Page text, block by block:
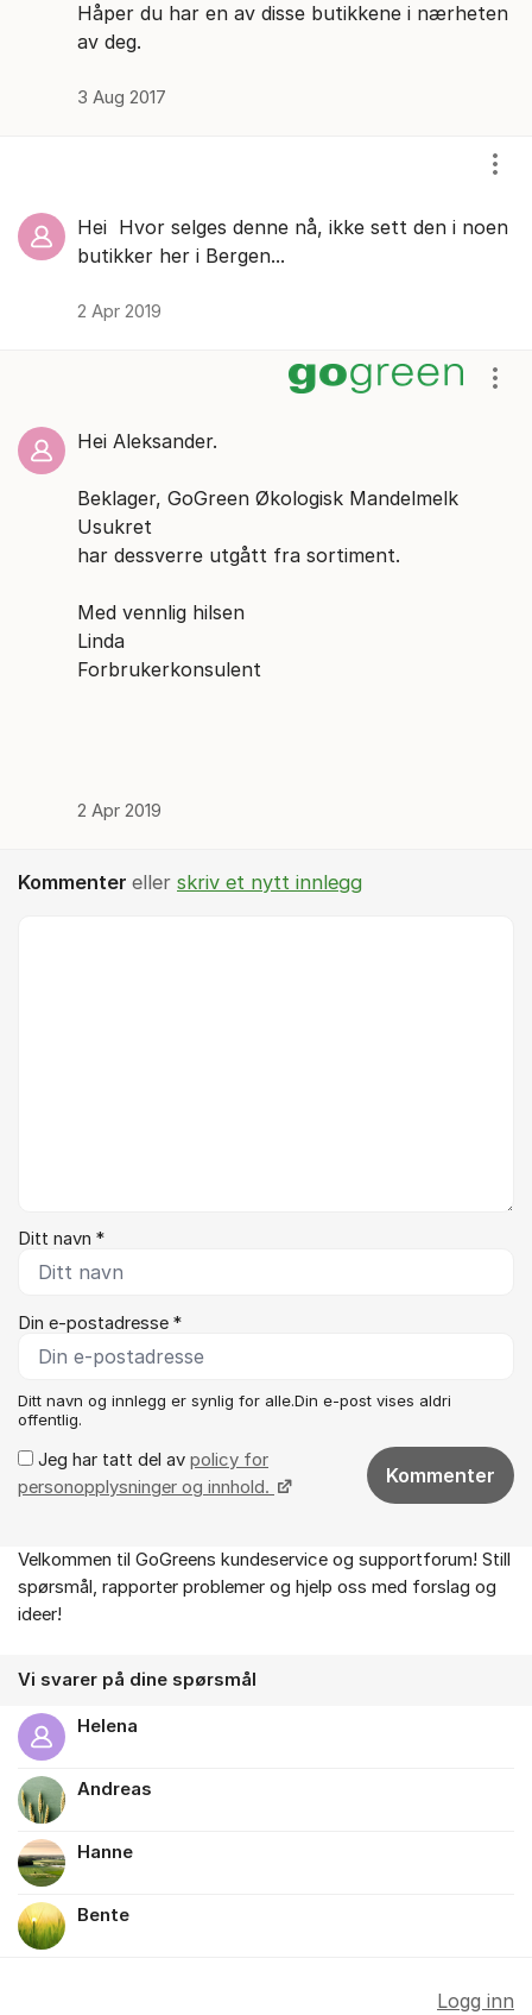
Håper du har en av disse butikkene i nærheten
av deg.
3 Aug 2017
Hei Hvor selges denne nå, ikke sett den i noen
butikker her i Bergen...
2 Apr 2019
Vis/
Hei Aleksander.
Beklager, GoGreen Økologisk Mandelmelk
Usukret
har dessverre utgått fra sortiment.
Med vennlig hilsen
Linda
Forbrukerkonsulent
2 Apr 2019
Vis/
Kommenter eller skriv et nytt innlegg
Ditt navn *
Din e-postadresse *
Ditt navn og innlegg er synlig for alle.Din e-post vises aldri
offentlig.
Jeg har tatt del av policy for
personopplysninger og innhold.
Kommenter
Om forumet
Velkommen til GoGreens kundeservice og supportforum! Still
spørsmål, rapporter problemer og hjelp oss med forslag og
ideer!
Vi svarer på dine spørsmål
Helena
Andreas
Hanne
Bente
Logg inn